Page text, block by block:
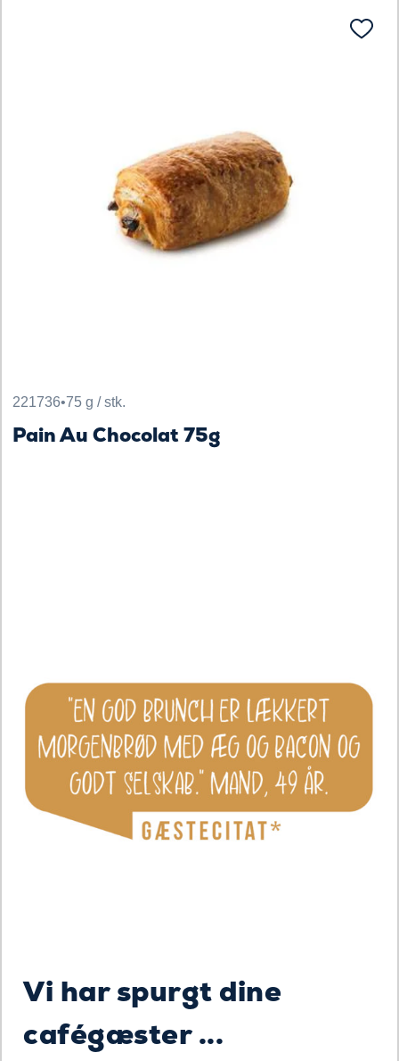
221736•75 g / stk.
Pain Au Chocolat 75g
Vi har spurgt dine
cafégæster ...